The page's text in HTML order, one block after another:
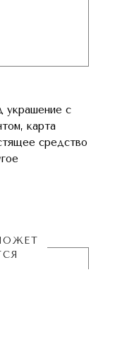
украшение с
карта
средство